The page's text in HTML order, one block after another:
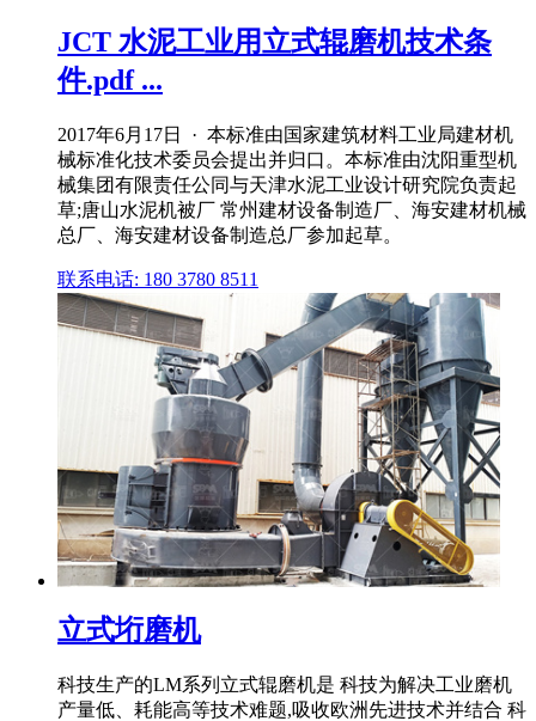
JCT 水泥工业用立式辊磨机技术条
件.pdf ...
2017年6月17日 · 本标准由国家建筑材料工业局建材机
械标准化技术委员会提出并归口。本标准由沈阳重型机
械集团有限责任公同与天津水泥工业设计研究院负责起
草;唐山水泥机被厂 常州建材设备制造厂、海安建材机械
总厂、海安建材设备制造总厂参加起草。
联系电话: 180 3780 8511
立式垳磨机
科技生产的LM系列立式辊磨机是 科技为解决工业磨机
产量低、耗能高等技术难题,吸收欧洲先进技术并结合 科